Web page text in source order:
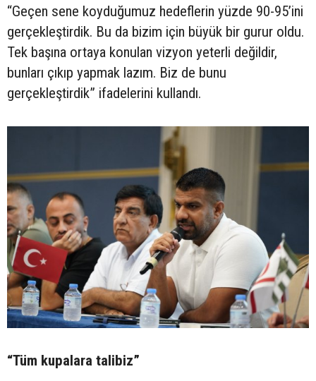
“Geçen sene koyduğumuz hedeflerin yüzde 90-95’ini
gerçekleştirdik. Bu da bizim için büyük bir gurur oldu.
Tek başına ortaya konulan vizyon yeterli değildir,
bunları çıkıp yapmak lazım. Biz de bunu
gerçekleştirdik” ifadelerini kullandı.
“Tüm kupalara talibiz”